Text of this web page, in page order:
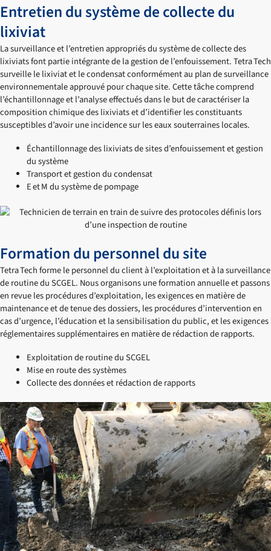
Entretien du système de collecte du
lixiviat
La surveillance et l’entretien appropriés du système de collecte des
lixiviats font partie intégrante de la gestion de l’enfouissement. Tetra Tech
surveille le lixiviat et le condensat conformément au plan de surveillance
environnementale approuvé pour chaque site. Cette tâche comprend
l’échantillonnage et l’analyse effectués dans le but de caractériser la
composition chimique des lixiviats et d’identifier les constituants
susceptibles d’avoir une incidence sur les eaux souterraines locales.
Échantillonnage des lixiviats de sites d’enfouissement et gestion
du système
Transport et gestion du condensat
E et M du système de pompage
Formation du personnel du site
Tetra Tech forme le personnel du client à l’exploitation et à la surveillance
de routine du SCGEL. Nous organisons une formation annuelle et passons
en revue les procédures d’exploitation, les exigences en matière de
maintenance et de tenue des dossiers, les procédures d’intervention en
cas d’urgence, l’éducation et la sensibilisation du public, et les exigences
réglementaires supplémentaires en matière de rédaction de rapports.
Exploitation de routine du SCGEL
Mise en route des systèmes
Collecte des données et rédaction de rapports